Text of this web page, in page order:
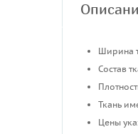
Ширина
Состав
Ткань
Цены